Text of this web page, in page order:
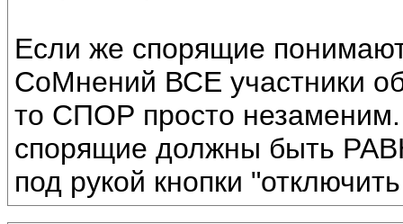
Если же спорящие
СоМнений ВСЕ участники
то СПОР просто
спорящие должны быть
под рукой кнопки